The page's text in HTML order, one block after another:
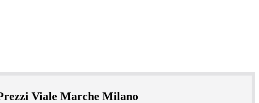
Viale Marche Milano